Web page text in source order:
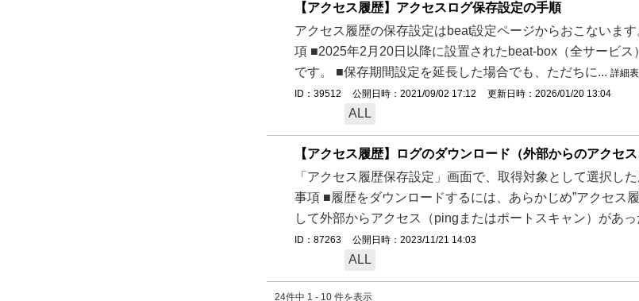
【アクセス履歴】アクセスログ保存設定の手順
アクセス履歴の保存設定はbeat設定ページからおこないま
項 ■2025年2月20日以降に設置されたbeat-box（全サービ
です。 ■保存期間設定を延長した場合でも、ただちに... 詳細
ID：39512
公開日時：2021/09/02 17:12 更新日時：2026/01/20 13:04
ALL
【アクセス履歴】ログのダウンロード（外部からのアクセス
「アクセス履歴保存設定」画面で、取得対象として選択し
事項 ■履歴をダウンロードするには、あらかじめ”アクセス
して外部からアクセス（pingまたはポートスキャン）があっ
ID：87263
公開日時：2023/11/21 14:03
ALL
24件中 1 - 10 件を表示